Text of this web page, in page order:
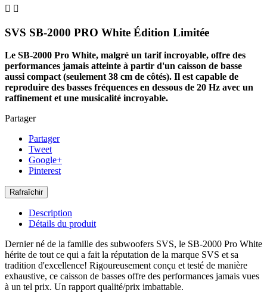
 
SVS SB-2000 PRO White Édition Limitée
Le SB-2000 Pro White, malgré un tarif incroyable, offre des
performances jamais atteinte à partir d'un caisson de basse
aussi compact (seulement 38 cm de côtés). Il est capable de
reproduire des basses fréquences en dessous de 20 Hz avec un
raffinement et une musicalité incroyable.
Partager
Partager
Tweet
Google+
Pinterest
Description
Détails du produit
Dernier né de la famille des subwoofers SVS, le SB-2000 Pro White
hérite de tout ce qui a fait la réputation de la marque SVS et sa
tradition d'excellence! Rigoureusement conçu et testé de manière
exhaustive, ce caisson de basses offre des performances jamais vues
à un tel prix. Un rapport qualité/prix imbattable.